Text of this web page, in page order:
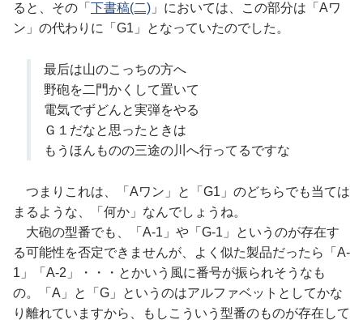
ると、その「 下書稿(二) 」においては、この部分は「Aワ
ン」の代わりに「G1」となっていたのでした。
最后は山のこっちの方へ
野砲を二門かくして置いて
電気でずどんと実弾をやる
Ｇ１だなと思ったときは
もうほんものの三途の川へ行ってるですな
つまりこれは、「Aワン」と「G1」のどちらでも当ては
まるような、「何か」なんでしょうね。
大砲の型番でも、「A-1」や「G-1」というのが存在す
る可能性を否定できませんが、よく似た製品だったら「A-
1」「A-2」・・・とかいう風に番号が振られそうなも
の。「A」と「G」というのはアルファベットとしてかな
り離れていますから、もしこういう型番のものが存在して